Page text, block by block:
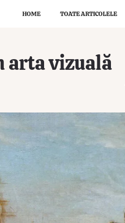
HOME TOATE ARTICOLELE
arta vizuală